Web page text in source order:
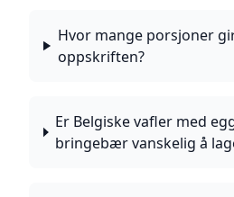
Hvor mange porsjoner
oppskriften?
Er Belgiske vafler med
bringebær vanskelig å